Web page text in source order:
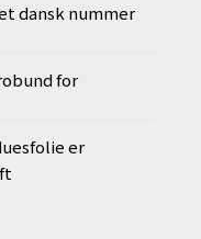
dansk nummer
for
er